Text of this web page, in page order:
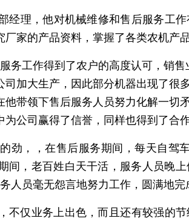
务部经理，他对机械维修和售后服务
究厂家的产品资料，掌握了各类农机产
机服务工作得到了农户的高度认可，销
公司加大生产，因此部分机器出现了
带领下售后服务人员努力化解一切
公司赢得了信誉，同样也得到了合
，，在售后服务期间，每天自驾车
间，老百姓白天干活，服务人员晚
人员毫无怨言地努力工作，圆满地完
仅业务上出色，而且还有较强的